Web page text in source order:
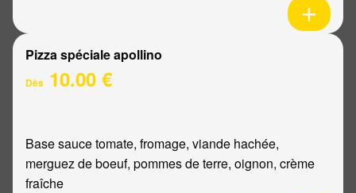
Pizza spéciale apollino
Dès 10.00 €
Base sauce tomate, fromage, viande hachée,
merguez de boeuf, pommes de terre, oignon, crème
fraîche